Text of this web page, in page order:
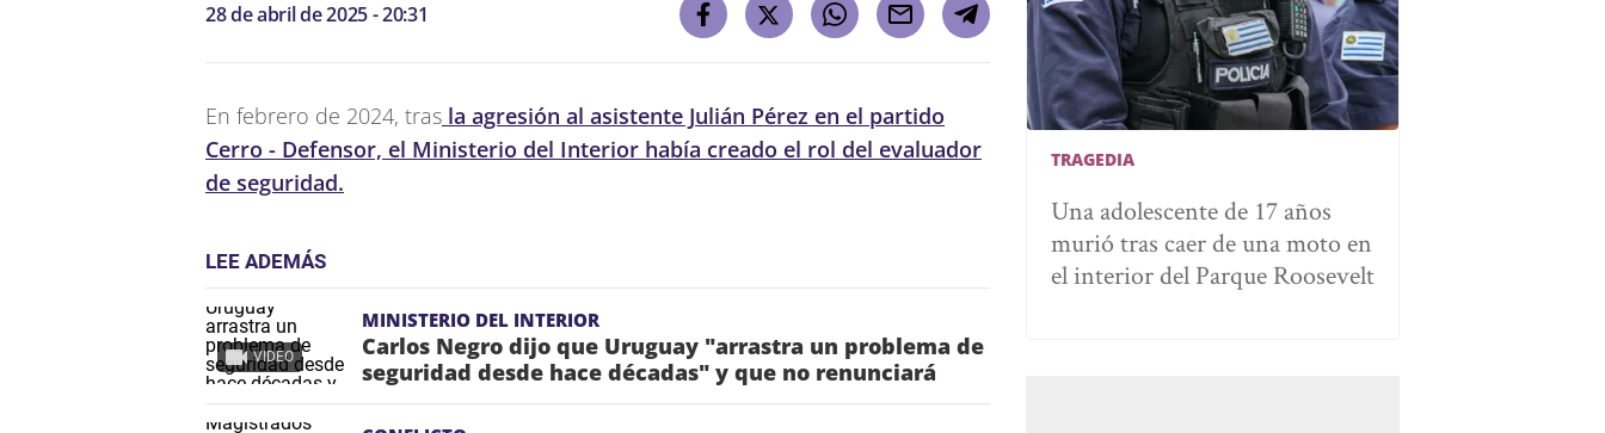
28 de abril de 2025 - 20:31
En febrero de 2024, tras la agresión al asistente Julián Pérez en el partido
Cerro - Defensor, el Ministerio del Interior había creado el rol del evaluador
de seguridad.
LEE ADEMÁS
VIDEO
MINISTERIO DEL INTERIOR
Carlos Negro dijo que Uruguay "arrastra un problema de
seguridad desde hace décadas" y que no renunciará
TRAGEDIA
Una adolescente de 17 años
murió tras caer de una moto en
el interior del Parque Roosevelt